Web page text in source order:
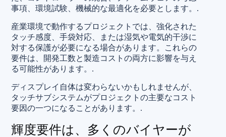
事項、環境試験、機械的な最適化を必要とします。.
産業環境で動作するプロジェクトでは、強化された
タッチ感度、手袋対応、または湿気や電気的干渉に
対する保護が必要になる場合があります。これらの
要件は、開発工数と製造コストの両方に影響を与え
る可能性があります。.
ディスプレイ自体は変わらないかもしれませんが、
タッチサブシステムがプロジェクトの主要なコスト
要因の一つになることがあります。.
輝度要件は、多くのバイヤーが